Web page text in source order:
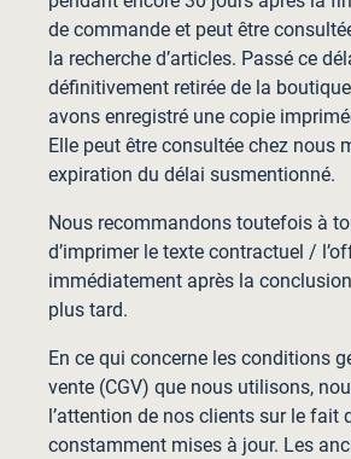
de commande et peut être
la recherche d’articles. Passé ce
définitivement retirée de la
avons enregistré une copie
Elle peut être consultée chez nous
expiration du délai susmentionné.
Nous recommandons toutefois à
d’imprimer le texte contractuel /
immédiatement après la
plus tard.
En ce qui concerne les conditions
vente (CGV) que nous utilisons,
l’attention de nos clients sur le fait
constamment mises à jour. Les